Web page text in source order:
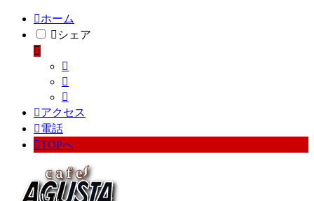
ホーム
シェア
アクセス
電話
TOPへ